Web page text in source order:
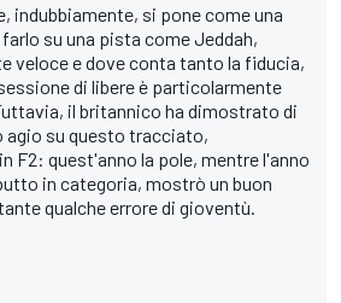
indubbiamente, si pone come una
su una pista come Jeddah,
veloce e dove conta tanto la fiducia,
di libere è particolarmente
il britannico ha dimostrato di
agio su questo tracciato,
F2: quest'anno la pole, mentre l'anno
in categoria, mostrò un buon
qualche errore di gioventù.